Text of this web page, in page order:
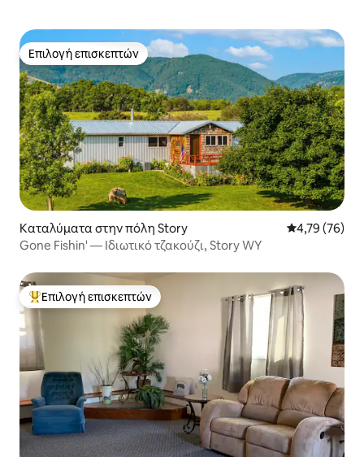
Επιλογή επισκεπτών
Επιλογή επισκεπτών
Καταλύματα στην πόλη Story Μέση
4,79 (76)
Gone Fishin' — Ιδιωτικό τζακούζι, Story WY
Κορυφαία επιλογή επισκεπτών
Επιλογή επισκεπτών